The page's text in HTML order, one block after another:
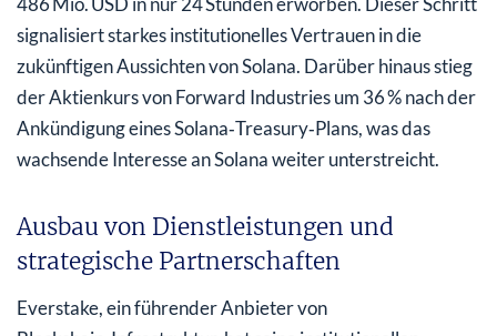
signalisiert starkes institutionelles Vertrauen in die
zukünftigen Aussichten von Solana. Darüber hinaus stieg
der Aktienkurs von Forward Industries um 36 % nach der
Ankündigung eines Solana‑Treasury‑Plans, was das
wachsende Interesse an Solana weiter unterstreicht.
Ausbau von Dienstleistungen und
strategische Partnerschaften
Everstake, ein führender Anbieter von